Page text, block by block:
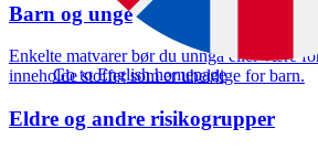
Go to English homepage
Barn og unge
Enkelte matvarer bør du unngå eller være
inneholde stoffer som er uheldige for barn.
Eldre og andre risikogrupper